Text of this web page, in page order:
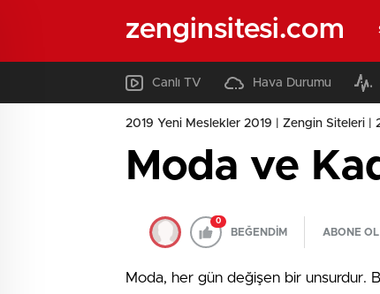
zenginsitesi.com
Canlı TV Hava Durumu
2019 Yeni Meslekler 2019 | Zengin Siteleri |
Moda ve
0
BEĞENDİM ABONE OL
Moda, her gün değişen bir unsurdur.